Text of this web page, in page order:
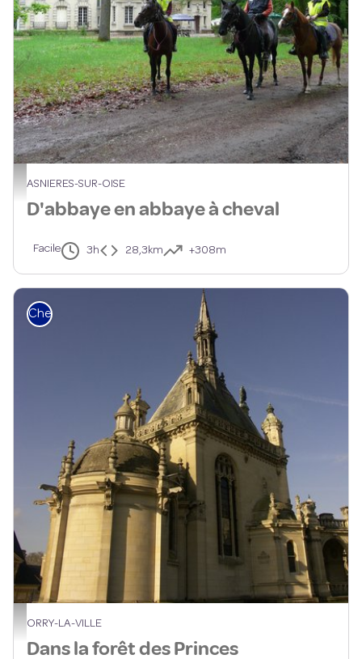
Cavaliers devant la maison du Parc - PNROPF
ASNIERES-SUR-OISE
D'abbaye en abbaye à cheval
Facile 3h 28,3km +308m
château Chantilly - PNROPF
Cheval
ORRY-LA-VILLE
Dans la forêt des Princes